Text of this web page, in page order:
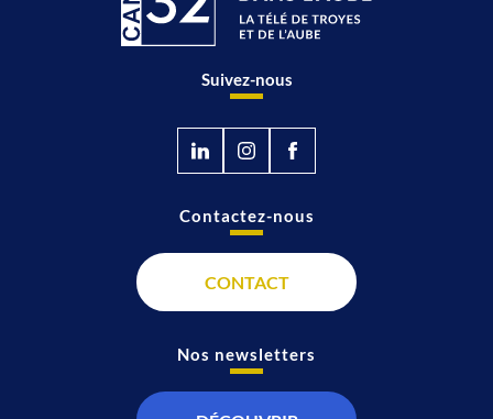
Suivez-nous
Contactez-nous
CONTACT
Nos newsletters